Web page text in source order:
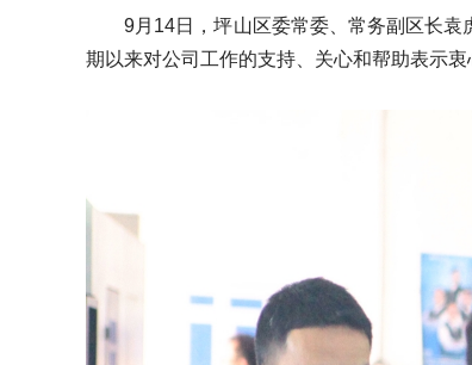
9月14日，坪山区委常委、常务副区长袁
期以来对公司工作的支持、关心和帮助表示衷